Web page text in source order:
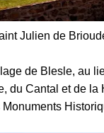
Julien de
de Blesle, au
du Cantal et de